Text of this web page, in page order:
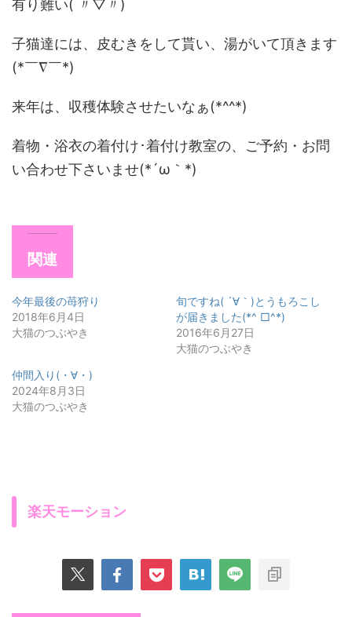
有り難い( 〃▽〃)
子猫達には、皮むきをして貰い、湯がいて頂きます
(*￣∇￣*)
来年は、収穫体験させたいなぁ(*^^*)
着物・浴衣の着付け･着付け教室の、ご予約・お問
い合わせ下さいませ(*´ω｀*)
関連
今年最後の苺狩り
2018年6月4日
大猫のつぶやき
旬ですね( ´∀｀)とうもろこし
が届きました(*^ □^*)
2016年6月27日
大猫のつぶやき
仲間入り(・∀・)
2024年8月3日
大猫のつぶやき
楽天モーション